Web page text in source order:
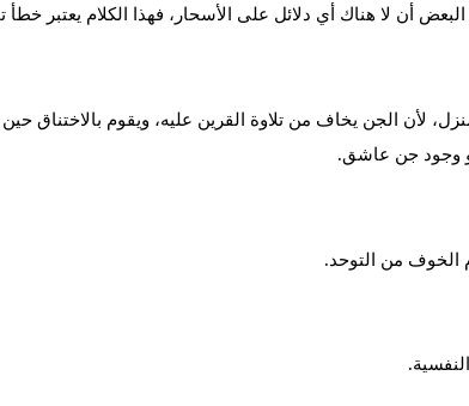
أن لا هناك أي دلائل على الأسحار، فهذا الكلام يعتبر خطأ
الجن يخاف من تلاوة القرين عليه، ويقوم بالاختناق حين
وجود جن عاشق.